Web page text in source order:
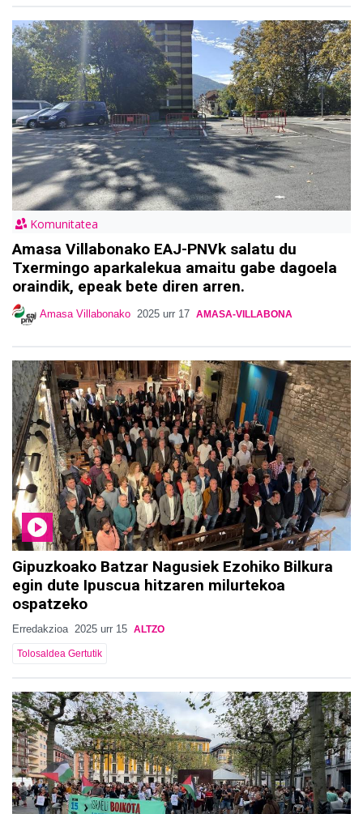
Komunitatea
Amasa Villabonako EAJ-PNVk salatu du
Txermingo aparkalekua amaitu gabe dagoela
oraindik, epeak bete diren arren.
Amasa Villabonako 2025 urr 17 AMASA-VILLABONA
Gipuzkoako Batzar Nagusiek Ezohiko Bilkura
egin dute Ipuscua hitzaren milurtekoa
ospatzeko
Erredakzioa 2025 urr 15 ALTZO
Tolosaldea Gertutik